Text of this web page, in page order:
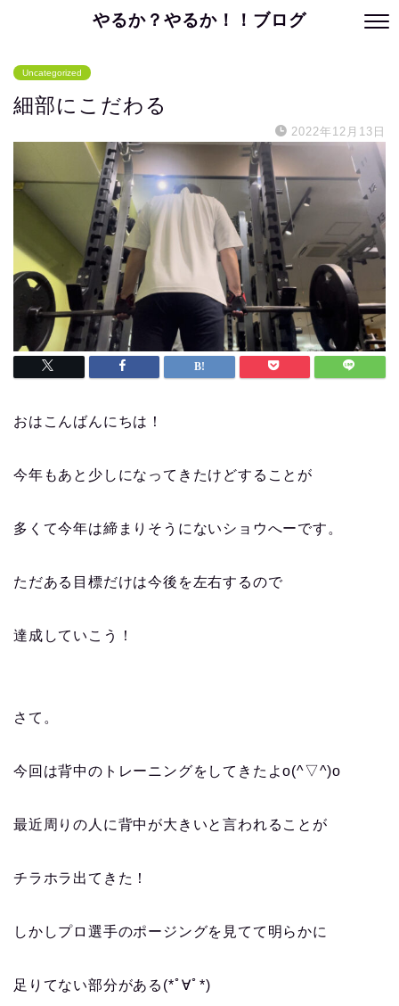
やるか？やるか！！ブログ
Uncategorized
細部にこだわる
2022年12月13日
おはこんばんにちは！
今年もあと少しになってきたけどすることが
多くて今年は締まりそうにないショウへーです。
ただある目標だけは今後を左右するので
達成していこう！
さて。
今回は背中のトレーニングをしてきたよo(^▽^)o
最近周りの人に背中が大きいと言われることが
チラホラ出てきた！
しかしプロ選手のポージングを見てて明らかに
足りてない部分がある(*ﾟ∀ﾟ*)